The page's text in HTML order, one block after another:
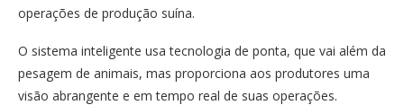
operações de produção suína.
O sistema inteligente usa tecnologia de ponta, que vai além da
pesagem de animais, mas proporciona aos produtores uma
visão abrangente e em tempo real de suas operações.